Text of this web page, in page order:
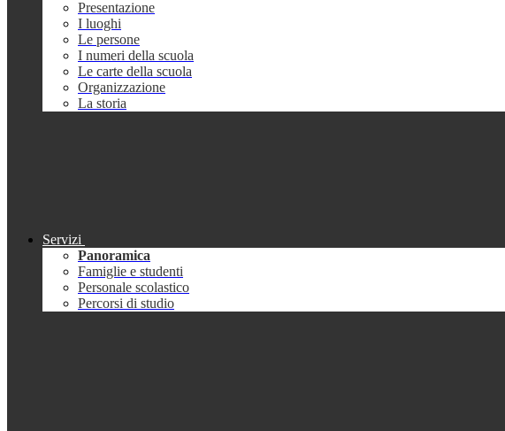
Presentazione
I luoghi
Le persone
I numeri della scuola
Le carte della scuola
Organizzazione
La storia
Servizi
Panoramica
Famiglie e studenti
Personale scolastico
Percorsi di studio